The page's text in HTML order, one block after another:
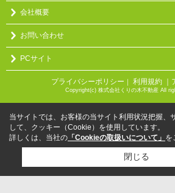
会社概要
お問い合わせ
PCサイト
プライバシーポリシー 利用規約
Copyright(c) 株式会社くりの木不動産 All
当サイトでは、お客様の当サイト利用状況把握、
して、クッキー（Cookie）を使用しています。
詳しくは、当社の 「Cookieの取扱いについて」 を
閉じる